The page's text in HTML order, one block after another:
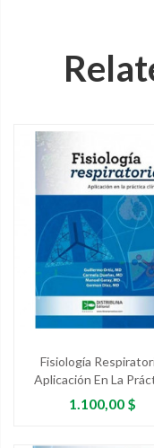
Fisiología
Aplicación En La
Clínica
Precio
1.100,00 $